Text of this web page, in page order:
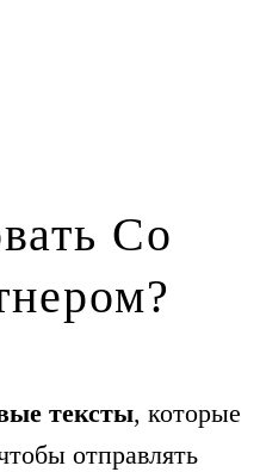
Со
тексты, которые
отправлять